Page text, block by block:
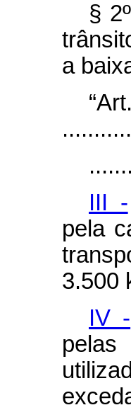
§
a
III -
pela
3.500
IV -